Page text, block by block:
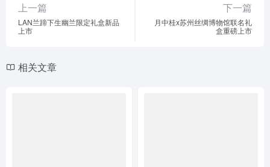
上一篇
LAN兰蹄下生幽兰限定礼盒新品
上市
下一篇
月中桂x苏州丝绸博物馆联名礼
盒重磅上市
相关文章